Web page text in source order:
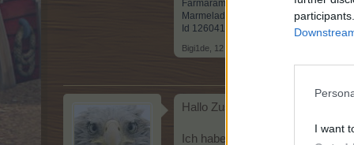
I want
Farmarama 240, Bahamarama neu
Marmeladier Stufe 4, Florist Stufe 3,
Id 12604140, Registriert seit:
Bigi1de 12 April 2020
Hallo Zusammen , Frohe
Ich habe eine Frage zum